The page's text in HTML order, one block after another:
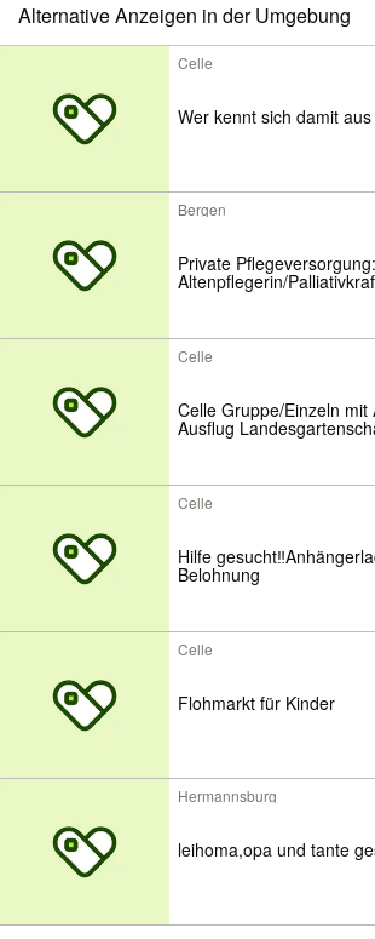
Alternative Anzeigen in der Umgebung
Celle
Wer kennt sich damit
Bergen
Private
Altenpflegerin/
Celle
Celle Gruppe/Einzeln mit
Ausflug
Celle
Hilfe
Belohnung
Celle
Flohmarkt für Kinder
Hermannsburg
leihoma,opa und tante